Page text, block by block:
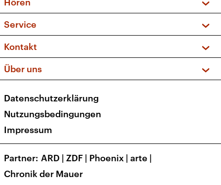
Sendungen und Podcasts
Musikliste
Kakadu – Das Kinderprogramm
Frequenzen (UKW + DAB+)
Service
FAQ
Apps
Newsletter
Veranstaltungen
Kontakt
Social Media
Über uns
Presse
Karriere
Transparenz
Datenschutzerklärung
Nutzungsbedingungen
Impressum
Partner ARD | ZDF | Phoenix | arte |
Chronik der Mauer